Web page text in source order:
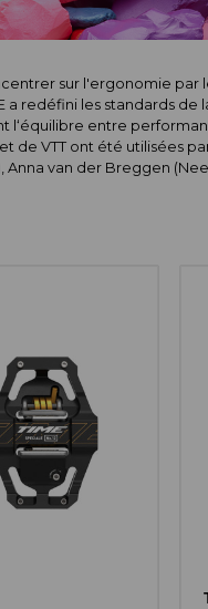
sur l'ergonomie par
a redéfini les standards
entre
de VTT ont été utilisées
Anna van der Breggen